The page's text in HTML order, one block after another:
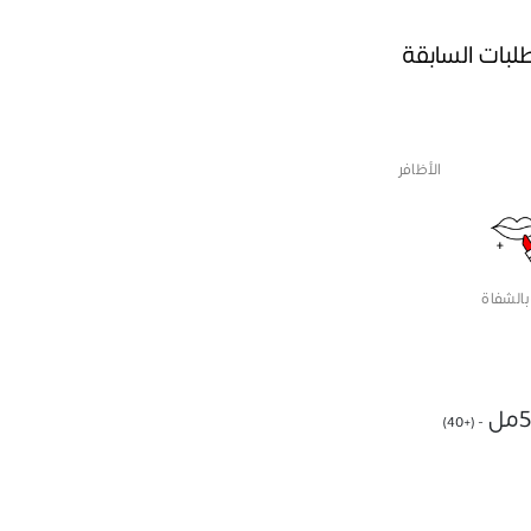
السابقة
الأظافر
- (+40)